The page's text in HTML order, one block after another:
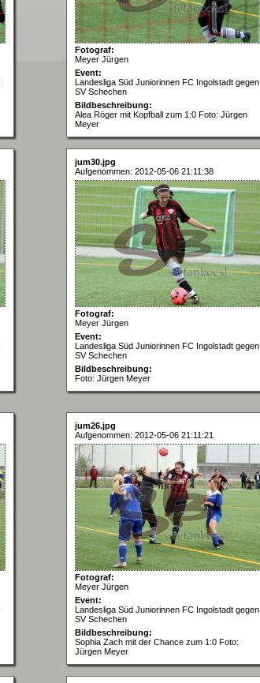
Fotograf:
Meyer Jürgen
Event:
Landesliga Süd Juniorinnen FC Ingolstadt gegen
SV Schechen
Bildbeschreibung:
Alea Röger mit Kopfball zum 1:0 Foto: Jürgen
Meyer
jum30.jpg
Aufgenommen: 2012-05-06 21:11:38
Fotograf:
Meyer Jürgen
Event:
Landesliga Süd Juniorinnen FC Ingolstadt gegen
SV Schechen
Bildbeschreibung:
Foto: Jürgen Meyer
jum26.jpg
Aufgenommen: 2012-05-06 21:11:21
Fotograf:
Meyer Jürgen
Event:
Landesliga Süd Juniorinnen FC Ingolstadt gegen
SV Schechen
Bildbeschreibung:
Sophia Zach mit der Chance zum 1:0 Foto:
Jürgen Meyer